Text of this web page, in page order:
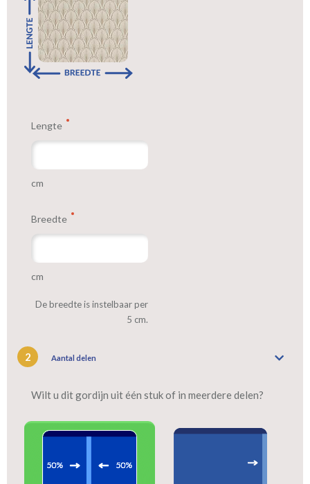
Lengte
cm
Breedte
cm
De breedte is instelbaar per
5 cm.
2 Aantal delen
Wilt u dit gordijn uit één stuk of in meerdere delen?